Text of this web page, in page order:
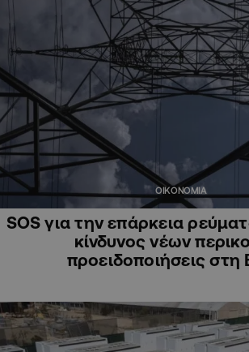
ΟΙΚΟΝΟΜΙΑ
SOS για την επάρκεια
κίνδυνος νέων
προειδοποιήσεις στη